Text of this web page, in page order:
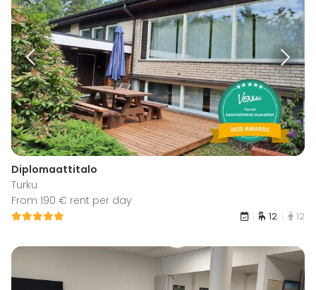
Diplomaattitalo
Turku
From 190 € rent per day
12 12